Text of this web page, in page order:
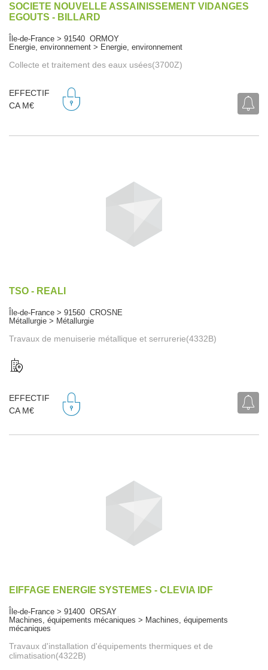
SOCIETE NOUVELLE ASSAINISSEMENT VIDANGES
EGOUTS - BILLARD
Île-de-France > 91540 ORMOY
Energie, environnement > Energie, environnement
Collecte et traitement des eaux usées(3700Z)
EFFECTIF
CA M€
TSO - REALI
Île-de-France > 91560 CROSNE
Métallurgie > Métallurgie
Travaux de menuiserie métallique et serrurerie(4332B)
EFFECTIF
CA M€
EIFFAGE ENERGIE SYSTEMES - CLEVIA IDF
Île-de-France > 91400 ORSAY
Machines, équipements mécaniques > Machines, équipements
mécaniques
Travaux d'installation d'équipements thermiques et de
climatisation(4322B)